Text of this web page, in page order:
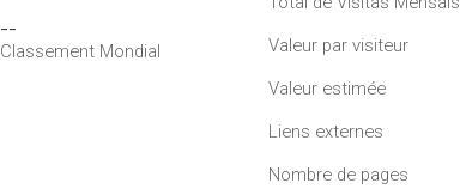
--
Classement Mondial Valeur par visiteur
Valeur estimée
Liens externes
Nombre de pages